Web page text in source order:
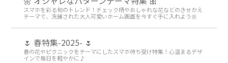
スマホを彩る旬のトレンド！チェック柄やおしゃれな花などのきせかえ
テーマで、洗練された大人可愛いホーム画面を今すぐ手に入れよう🌼
🌷 春特集-2025- 🌷
春の花やピクニックをテーマにしたスマホ待ち受け特集！心温まるデザ
インで毎日を軽やかに♪